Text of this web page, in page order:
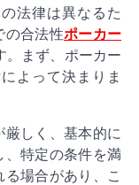
法律は異なるた
の合法性ポーカー
。まず、ポーカー
よって決まりま
しく、基本的に
特定の条件を満
場合があり、こ